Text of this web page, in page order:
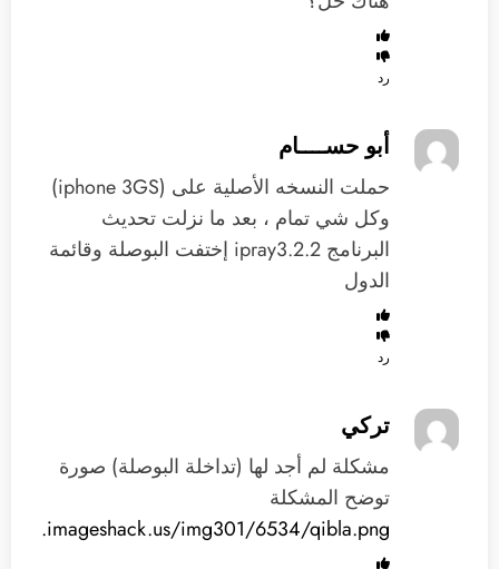
رد
أبو حســــام
حملت النسخه الأصلية على (iphone 3GS)
وكل شي تمام ، بعد ما نزلت تحديث
البرنامج ipray3.2.2 إختفت البوصلة وقائمة
الدول
رد
تركي
مشكلة لم أجد لها (تداخلة البوصلة) صورة
توضح المشكلة
img301/6534/qibla.png